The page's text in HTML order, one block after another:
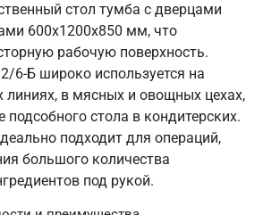
стол тумба с дверцами
600х1200х850 мм, что
рабочую поверхность.
6-Б широко используется на
линиях, в мясных и овощных цехах,
подсобного стола в кондитерских.
подходит для операций,
большого количества
под рукой.